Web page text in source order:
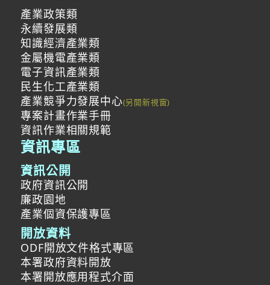
產業政策類
永續發展類
知識經濟產業類
金屬機電產業類
電子資訊產業類
民生化工產業類
產業競爭力發展中心
專案計畫作業手冊
資訊作業相關規範
資訊專區
資訊公開
政府資訊公開
廉政園地
產業個資保護專區
開放資料
ODF開放文件格式專區
本署政府資料開放
本署開放應用程式介面